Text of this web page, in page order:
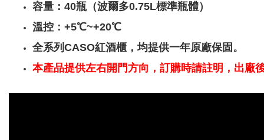
容量：40瓶（波爾多0.75L標準瓶體）
溫控：+5℃~+20℃
全系列CASO紅酒櫃，均提供一年原廠保固。
本產品提供左右開門方向，訂購時請註明，出廠